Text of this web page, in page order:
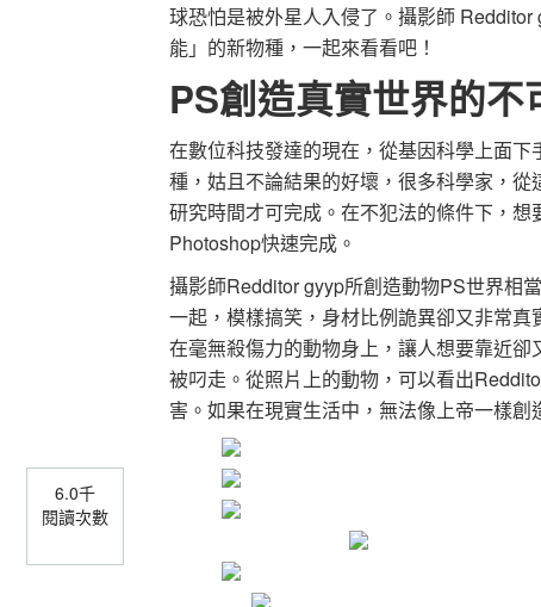
6.0千
閱讀次數
球恐怕是被外星人入侵了。攝影師
能」的新物種，一起來看看吧！
PS創造真實世界的不
在數位科技發達的現在，從基因科學上面
種，姑且不論結果的好壞，很多科學家，
研究時間才可完成。在不犯法的條件下，
Photoshop快速完成。
攝影師Redditor gyyp所創造動物PS世界相
一起，模樣搞笑，身材比例詭異卻又非常
在毫無殺傷力的動物身上，讓人想要靠近
被叼走。從照片上的動物，可以看出
害。如果在現實生活中，無法像上帝一樣